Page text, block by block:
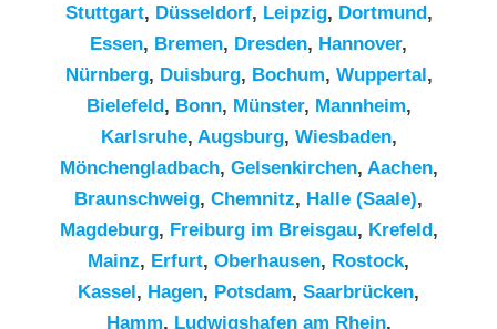
Stuttgart, Düsseldorf, Leipzig, Dortmund,
Essen, Bremen, Dresden, Hannover,
Nürnberg, Duisburg, Bochum, Wuppertal,
Bielefeld, Bonn, Münster, Mannheim,
Karlsruhe, Augsburg, Wiesbaden,
Mönchengladbach, Gelsenkirchen, Aachen,
Braunschweig, Chemnitz⁠, Halle (Saale),
Magdeburg, Freiburg im Breisgau, Krefeld,
Mainz, Erfurt, Oberhausen, Rostock,
Kassel, Hagen, Potsdam, Saarbrücken,
Hamm, Ludwigshafen am Rhein,
Kundenbewertungen und Erfahrungen zu